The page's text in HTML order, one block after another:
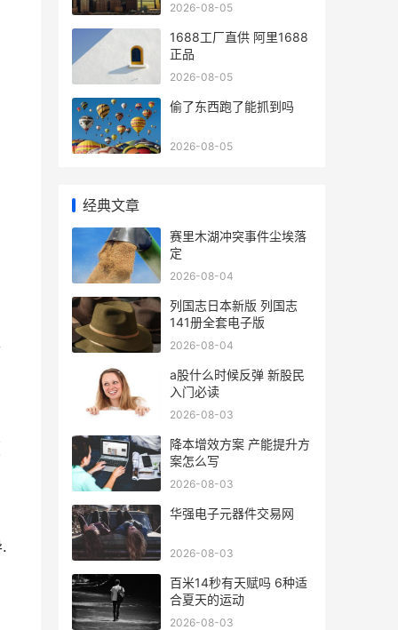
2026-08-05
1688工厂直供 阿里1688
正品
2026-08-05
偷了东西跑了能抓到吗
2026-08-05
经典文章
赛里木湖冲突事件尘埃落
定
2026-08-04
列国志日本新版 列国志
141册全套电子版
2026-08-04
a股什么时候反弹 新股民
入门必读
2026-08-03
降本增效方案 产能提升方
案怎么写
2026-08-03
华强电子元器件交易网
2026-08-03
百米14秒有天赋吗 6种适
合夏天的运动
2026-08-03